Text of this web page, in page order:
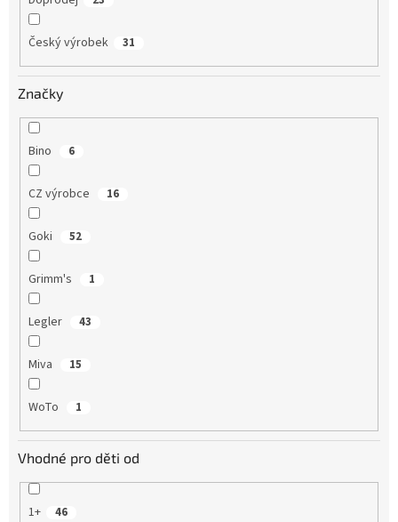
Český výrobek 31
Značky
Bino 6
CZ výrobce 16
Goki 52
Grimm's 1
Legler 43
Miva 15
WoTo 1
Vhodné pro děti od
1+ 46